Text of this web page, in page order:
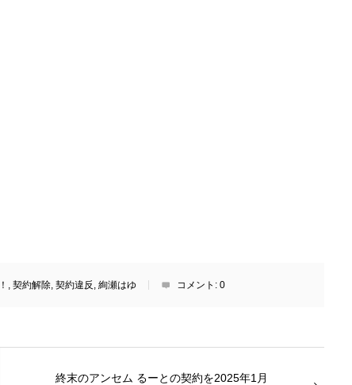
, 契約解除, 契約違反 , 絢瀬はゆ コメント: 0
終末のアンセム るーとの契約を2025年1月